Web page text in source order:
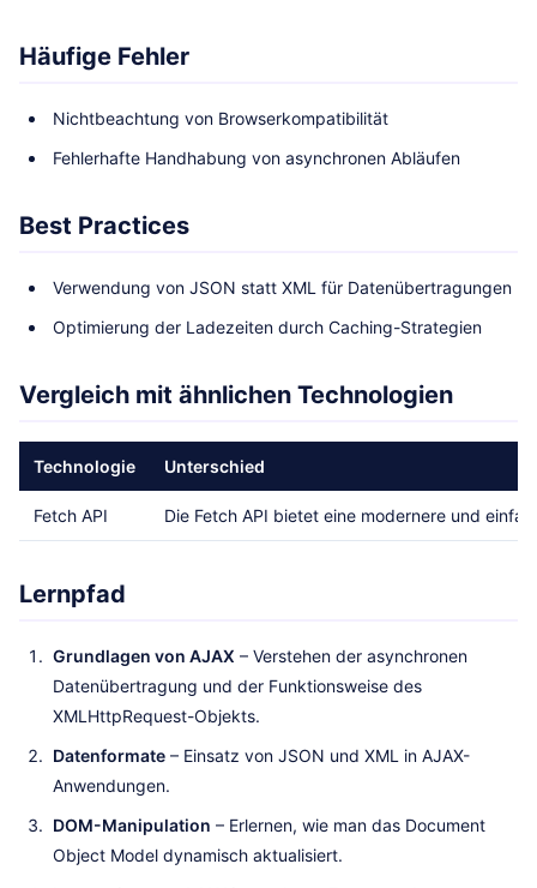
Häufige Fehler
Nichtbeachtung von Browserkompatibilität
Fehlerhafte Handhabung von asynchronen Abläufen
Best Practices
Verwendung von JSON statt XML für Datenübertragungen
Optimierung der Ladezeiten durch Caching-Strategien
Vergleich mit ähnlichen Technologien
Technologie Unterschied
Fetch API Die Fetch API bietet eine modernere und
Lernpfad
Grundlagen von AJAX – Verstehen der asynchronen
Datenübertragung und der Funktionsweise des
XMLHttpRequest-Objekts.
Datenformate – Einsatz von JSON und XML in AJAX-
Anwendungen.
DOM-Manipulation – Erlernen, wie man das Document
Object Model dynamisch aktualisiert.